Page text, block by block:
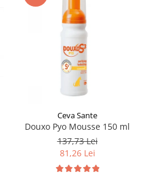
Ceva Sante
Douxo Pyo Mousse 150 ml
137,73 Lei
81,26 Lei